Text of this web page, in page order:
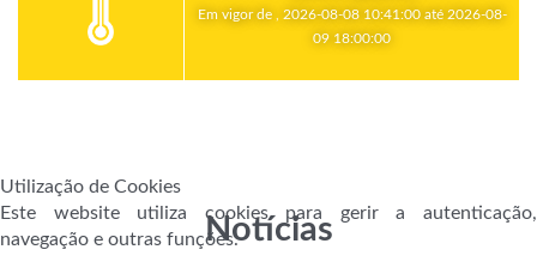
Em vigor de , 2026-08-08 10:41:00 até 2026-08-
09 18:00:00
Notícias
Utilização de Cookies
Este website utiliza cookies para gerir a autenticação,
navegação e outras funções.